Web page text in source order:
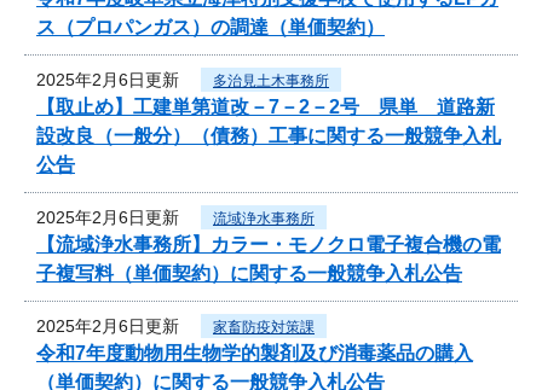
ス（プロパンガス）の調達（単価契約）
2025年2月6日更新 多治見土木事務所
【取止め】工建単第道改－7－2－2号 県単 道路新
設改良（一般分）（債務）工事に関する一般競争入札
公告
2025年2月6日更新 流域浄水事務所
【流域浄水事務所】カラー・モノクロ電子複合機の電
子複写料（単価契約）に関する一般競争入札公告
2025年2月6日更新 家畜防疫対策課
令和7年度動物用生物学的製剤及び消毒薬品の購入
（単価契約）に関する一般競争入札公告